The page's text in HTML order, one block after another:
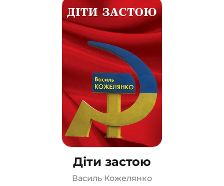
Науково-популярна література (1015)
Навчальна література та посібники (527)
Енциклопедії, довідники, словники (55)
Подарункові сертифікати (1)
Діти застою
Василь Кожелянко